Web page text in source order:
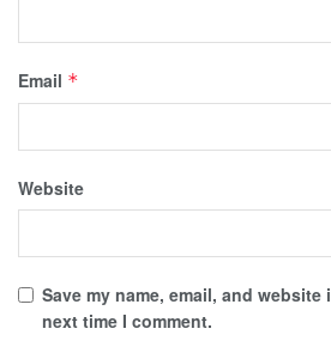
Email *
Website
Save my name, email, and
next time I comment.